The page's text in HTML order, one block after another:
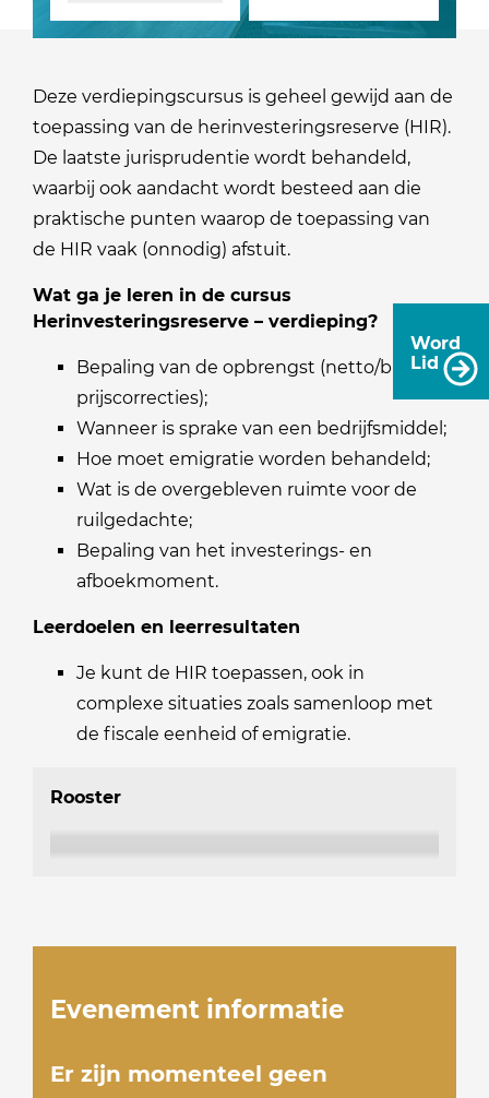
Word
Lid
Deze verdiepingscursus is geheel gewijd aan de
toepassing van de herinvesteringsreserve (HIR).
De laatste jurisprudentie wordt behandeld,
waarbij ook aandacht wordt besteed aan die
praktische punten waarop de toepassing van
de HIR vaak (onnodig) afstuit.
Wat ga je leren in de cursus
Herinvesteringsreserve – verdieping?
Bepaling van de opbrengst (netto/bruto,
prijscorrecties);
Wanneer is sprake van een bedrijfsmiddel;
Hoe moet emigratie worden behandeld;
Wat is de overgebleven ruimte voor de
ruilgedachte;
Bepaling van het investerings- en
afboekmoment.
Leerdoelen en leerresultaten
Je kunt de HIR toepassen, ook in
complexe situaties zoals samenloop met
de fiscale eenheid of emigratie.
Rooster
Evenement informatie
Er zijn momenteel geen